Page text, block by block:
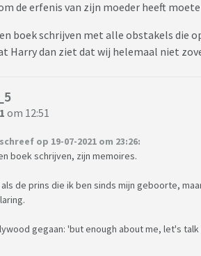
de erfenis van zijn moeder heeft
boek schrijven met alle obstakels die
Harry dan ziet dat wij helemaal niet
om 12:51
op 19-07-2021 om 23:26:
boek schrijven, zijn memoires.
de prins die ik ben sinds mijn geboorte,
gegaan: 'but enough about me, let's